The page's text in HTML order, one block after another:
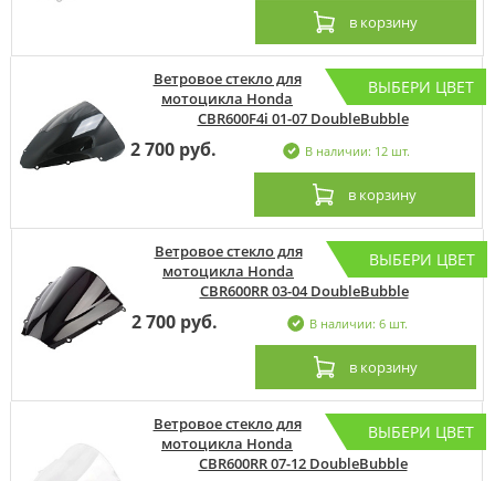
в корзину
ВЫБЕРИ ЦВЕТ
Ветровое стекло для
мотоцикла Honda
CBR600F4i 01-07 DoubleBubble
2 700 руб. В наличии: 12 шт.
в корзину
ВЫБЕРИ ЦВЕТ
Ветровое стекло для
мотоцикла Honda
CBR600RR 03-04 DoubleBubble
2 700 руб. В наличии: 6 шт.
в корзину
ВЫБЕРИ ЦВЕТ
Ветровое стекло для
мотоцикла Honda
CBR600RR 07-12 DoubleBubble